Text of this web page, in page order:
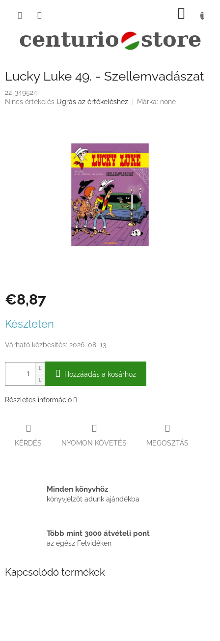
KOSÁR
Lucky Luke 49. - Szellemvadászat
22-349524
A
Nincs értékelés Ugrás az értékeléshez Márka: none
€8,87
Készleten
Várható kézbesítés: 2026. 08. 13.
Hozzáadás a kosárhoz
Részletes információ
KÉRDÉS NYOMON KÖVETÉS MEGOSZTÁS
Minden könyvhöz
könyvjelzőt adunk ajándékba
Több mint 3000 átvételi pont
az egész Felvidéken
Kapcsolódó termékek